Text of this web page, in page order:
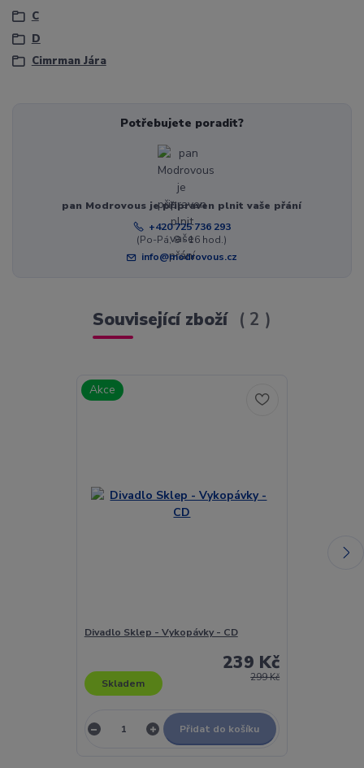
C
D
Cimrman Jára
Potřebujete poradit?
pan Modrovous je připraven plnit vaše přání
+420 725 736 293
(Po-Pá, 8 - 16 hod.)
info@modrovous.cz
Související zboží 2
Akce
Divadlo Sklep - Vykopávky - CD
299 Kč
239 Kč
Skladem
Přidat do košíku